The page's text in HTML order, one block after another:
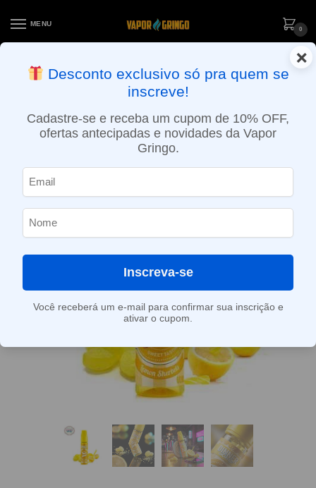
MENU
0
ENTREGA NO MESMO DIA EM SÃO PAULO (SEG A SEX): PEDIDOS
APROVADOS ATÉ 15:30 VIA MOTOBOY
×
Desconto exclusivo só pra quem se
inscreve!
Cadastre-se e receba um cupom de 10% OFF,
ofertas antecipadas e novidades da Vapor
Gringo.
Inscreva-se
Você receberá um e-mail para confirmar sua inscrição e
ativar o cupom.